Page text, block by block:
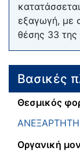
εξαγωγή, με
θέσης 33
Βασικές
Θεσμικός
Οργανική